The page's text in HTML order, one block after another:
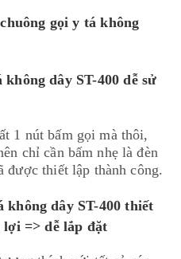
gọi y tá không
dây ST-400 dễ sử
1 nút bấm gọi mà thôi,
chỉ cần bấm nhẹ là đèn
được thiết lập thành công.​
dây ST-400 thiết
=> dễ lắp đặt